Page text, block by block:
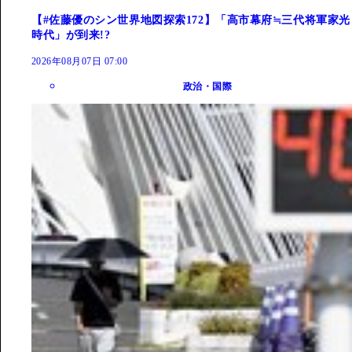
【#佐藤優のシン世界地図探索172】「高市幕府≒三代将軍家光
時代」が到来!?
2026年08月07日 07:00
政治・国際